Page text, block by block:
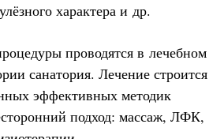
характера и др.
проводятся в лечебном
санатория. Лечение строится
эффективных методик
подход: массаж, ЛФК,